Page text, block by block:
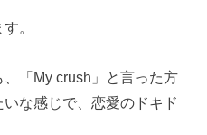
。
「My crush」と言った方
な感じで、恋愛のドキド